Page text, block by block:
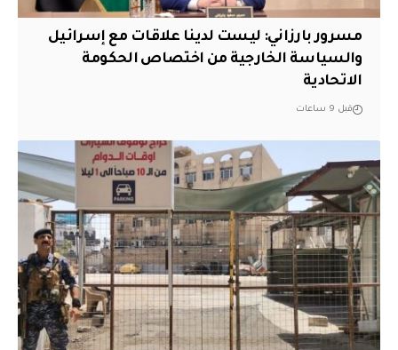
مسرور بارزاني: ليست لدينا علاقات مع إسرائيل
والسياسة الخارجية من اختصاص الحكومة
الاتحادية
قبل 9 ساعات